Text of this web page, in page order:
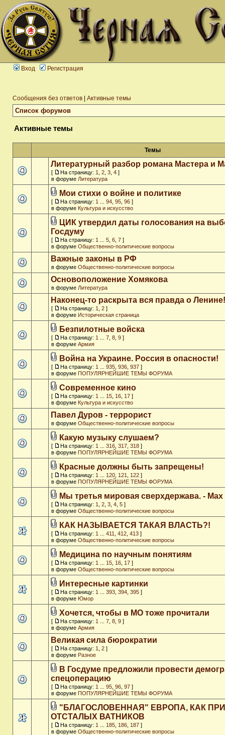
Вход Регистрация
Сообщения без ответов Активные темы
Список форумов
Активные темы
Темы
Литературный разбор романа Мастера и
[ На страницу: 1 2 3 4 ]
в форуме Литература
Мои стихи о войне и политике
[ На страницу: 1 94 95 96 ]
в форуме Культура и искусство
ЦИК утвердил даты голосования на
Госдуму
[ На страницу: 1 5 6 7 ]
в форуме Общественно-политические вопросы
Важные законы в РФ
в форуме Общественно-политические вопросы
Основоположение Хомякова
в форуме Литература
Наконец-то раскрыта вся правда о Ленине!
[ На страницу: 1 2 ]
в форуме Историческая страница
Безпилотные войска
[ На страницу: 1 7 8 9 ]
в форуме Армия
Война на Украине. Россия в опасности!
[ На страницу: 1 935 936 937 ]
в форуме ПОПУЛЯРНЕЙШИЕ ТЕМЫ ФОРУМА
Современное кино
[ На страницу: 1 15 16 17 ]
в форуме Культура и искусство
Павел Дуров - террорист
в форуме Общественно-политические вопросы
Какую музыку слушаем?
[ На страницу: 1 316 317 318 ]
в форуме ПОПУЛЯРНЕЙШИЕ ТЕМЫ ФОРУМА
Красные должны быть запрещены!
[ На страницу: 1 120 121 122 ]
в форуме ПОПУЛЯРНЕЙШИЕ ТЕМЫ ФОРУМА
Мы третья мировая сверхдержава. - Max
[ На страницу: 1 2 3 4 5 ]
в форуме Общественно-политические вопросы
КАК НАЗЫВАЕТСЯ ТАКАЯ ВЛАСТЬ?!
[ На страницу: 1 411 412 413 ]
в форуме Общественно-политические вопросы
Медицина по научным понятиям
[ На страницу: 1 15 16 17 ]
в форуме Общественно-политические вопросы
Интересные картинки
[ На страницу: 1 393 394 395 ]
в форуме Юмор
Хочется, чтобы в МО тоже прочитали
[ На страницу: 1 7 8 9 ]
в форуме Армия
Великая сила бюрократии
[ На страницу: 1 2 ]
в форуме Разное
В Госдуме предложили провести
спецоперацию
[ На страницу: 1 95 96 97 ]
в форуме ПОПУЛЯРНЕЙШИЕ ТЕМЫ ФОРУМА
"БЛАГОСЛОВЕННАЯ" ЕВРОПА, КАК
ОТСТАЛЫХ ВАТНИКОВ
[ На страницу: 1 185 186 187 ]
в форуме Общественно-политические вопросы